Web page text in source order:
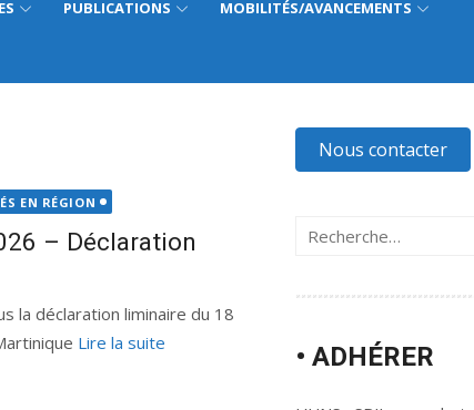
PUBLICATIONS MOBILITÉS/AVANCEMENTS
EN RÉGION
– Déclaration
la déclaration liminaire du 18
Lire la suite
Nous contacter
Recherche
• ADHÉRER